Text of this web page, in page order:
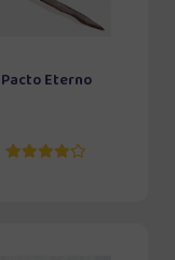
Pacto Eterno